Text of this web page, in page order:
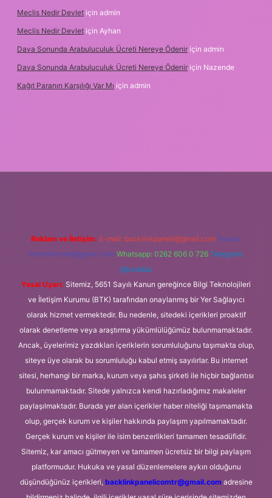
Meclis Nedir Devlet için admin
Meclis Nedir Devlet için Ayhan
Dava Sonunda Arabuluculuk Ücreti Nereye Ödenir için admin
Dava Sonunda Arabuluculuk Ücreti Nereye Ödenir için Nazende
Kağıt Paranın Karşılığı Var Mı için admin
Reklam ve İletişim: E-mail: backlinkpaneli@gmail.com Teams:
forumhizmeti@gmail.com Whatsapp: 0262 606 0 726 Telegram:
@karabul
Yasal Uyarı: Sitemiz, 5651 Sayılı Kanun gereğince Bilgi Teknolojileri
ve İletişim Kurumu (BTK) tarafından onaylanmış bir Yer Sağlayıcı
olarak hizmet vermektedir. Bu nedenle, sitedeki içerikleri proaktif
olarak denetleme veya araştırma yükümlülüğümüz bulunmamaktadır.
Ancak, üyelerimiz yazdıkları içeriklerin sorumluluğunu taşımakta olup,
siteye üye olarak bu sorumluluğu kabul etmiş sayılırlar. Bu internet
sitesi, herhangi bir marka, kurum veya şahıs şirketi ile hiçbir bağlantısı
bulunmamaktadır. Sitede yalnızca kendi hazırladığımız makaleler
paylaşılmaktadır. Burada yer alan içerikler haber niteliği taşımamakta
olup, gerçek kurum ve kişiler hakkında paylaşım yapılmamaktadır.
Gerçek kurum ve kişiler ile isim benzerlikleri tamamen tesadüfidir.
Sitemiz, kar amacı gütmeyen ve tamamen ücretsiz bir bilgi paylaşım
platformudur. Hukuka ve yasal düzenlemelere aykırı olduğunu
düşündüğünüz içerikleri, backlinkpanelicomtr@gmail.comadresine